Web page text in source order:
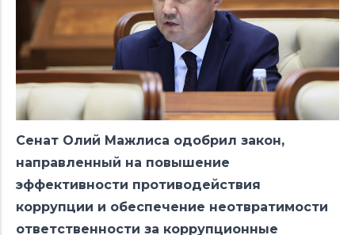
Сенат Олий Мажлиса одобрил закон,
направленный на повышение
эффективности противодействия
коррупции и обеспечение неотвратимости
ответственности за коррупционные